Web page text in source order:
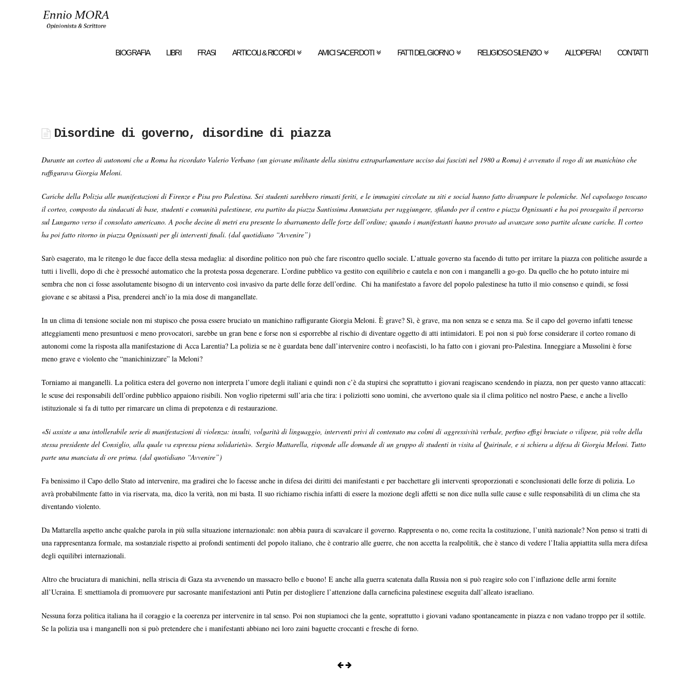
Ennio
BIOGRAFIA LIBRI FRASI ARTICOLI & RICORDI AMICI SACERDOTI FATTI DEL GIORNO RELIGIOSO SILENZIO ALL’OPERA ! CONTATTI
Disordine di governo, disordine di piazza
Durante un corteo di autonomi che a Roma ha ricordato Valerio Verbano (un giovane militante della sinistra extraparlamentare ucciso dai fascisti nel 1980 a Roma) è avvenuto il rogo di un manichino che
raffigurava Giorgia Meloni.
Cariche della Polizia alle manifestazioni di Firenze e Pisa pro Palestina. Sei studenti sarebbero rimasti feriti, e le immagini circolate su siti e social hanno fatto divampare le polemiche. Nel capoluogo toscano
il corteo, composto da sindacati di base, studenti e comunità palestinese, era partito da piazza Santissima Annunziata per raggiungere, sfilando per il centro e piazza Ognissanti e ha poi proseguito il percorso
sul Lungarno verso il consolato americano. A poche decine di metri era presente lo sbarramento delle forze dell’ordine; quando i manifestanti hanno provato ad avanzare sono partite alcune cariche. Il corteo
ha poi fatto ritorno in piazza Ognissanti per gli interventi finali. (dal quotidiano “Avvenire”)
Sarò esagerato, ma le ritengo le due facce della stessa medaglia: al disordine politico non può che fare riscontro quello sociale. L’attuale governo sta facendo di tutto per irritare la piazza con politiche assurde a
tutti i livelli, dopo di che è pressoché automatico che la protesta possa degenerare. L’ordine pubblico va gestito con equilibrio e cautela e non con i manganelli a go-go. Da quello che ho potuto intuire mi
sembra che non ci fosse assolutamente bisogno di un intervento così invasivo da parte delle forze dell’ordine. Chi ha manifestato a favore del popolo palestinese ha tutto il mio consenso e quindi, se fossi
giovane e se abitassi a Pisa, prenderei anch’io la mia dose di manganellate.
In un clima di tensione sociale non mi stupisco che possa essere bruciato un manichino raffigurante Giorgia Meloni. È grave? Sì, è grave, ma non senza se e senza ma. Se il capo del governo infatti tenesse
atteggiamenti meno presuntuosi e meno provocatori, sarebbe un gran bene e forse non si esporrebbe al rischio di diventare oggetto di atti intimidatori. E poi non si può forse considerare il corteo romano di
autonomi come la risposta alla manifestazione di Acca Larentia? La polizia se ne è guardata bene dall’intervenire contro i neofascisti, lo ha fatto con i giovani pro-Palestina. Inneggiare a Mussolini è forse
meno grave e violento che “manichinizzare” la Meloni?
Torniamo ai manganelli. La politica estera del governo non interpreta l’umore degli italiani e quindi non c’è da stupirsi che soprattutto i giovani reagiscano scendendo in piazza, non per questo vanno attaccati:
le scuse dei responsabili dell’ordine pubblico appaiono risibili. Non voglio ripetermi sull’aria che tira: i poliziotti sono uomini, che avvertono quale sia il clima politico nel nostro Paese, e anche a livello
istituzionale si fa di tutto per rimarcare un clima di prepotenza e di restaurazione.
«Si assiste a una intollerabile serie di manifestazioni di violenza: insulti, volgarità di linguaggio, interventi privi di contenuto ma colmi di aggressività verbale, perfino effigi bruciate o vilipese, più volte della
stessa presidente del Consiglio, alla quale va espressa piena solidarietà». Sergio Mattarella, risponde alle domande di un gruppo di studenti in visita al Quirinale, e si schiera a difesa di Giorgia Meloni. Tutto
parte una manciata di ore prima. (dal quotidiano “Avvenire”)
Fa benissimo il Capo dello Stato ad intervenire, ma gradirei che lo facesse anche in difesa dei diritti dei manifestanti e per bacchettare gli interventi sproporzionati e sconclusionati delle forze di polizia. Lo
avrà probabilmente fatto in via riservata, ma, dico la verità, non mi basta. Il suo richiamo rischia infatti di essere la mozione degli affetti se non dice nulla sulle cause e sulle responsabilità di un clima che sta
diventando violento.
Da Mattarella aspetto anche qualche parola in più sulla situazione internazionale: non abbia paura di scavalcare il governo. Rappresenta o no, come recita la costituzione, l’unità nazionale? Non penso si tratti di
una rappresentanza formale, ma sostanziale rispetto ai profondi sentimenti del popolo italiano, che è contrario alle guerre, che non accetta la realpolitik, che è stanco di vedere l’Italia appiattita sulla mera difesa
degli equilibri internazionali.
Altro che bruciatura di manichini, nella striscia di Gaza sta avvenendo un massacro bello e buono! E anche alla guerra scatenata dalla Russia non si può reagire solo con l’inflazione delle armi fornite
all’Ucraina. E smettiamola di promuovere pur sacrosante manifestazioni anti Putin per distogliere l’attenzione dalla carneficina palestinese eseguita dall’alleato israeliano.
Nessuna forza politica italiana ha il coraggio e la coerenza per intervenire in tal senso. Poi non stupiamoci che la gente, soprattutto i giovani vadano spontaneamente in piazza e non vadano troppo per il sottile.
Se la polizia usa i manganelli non si può pretendere che i manifestanti abbiano nei loro zaini baguette croccanti e fresche di forno.